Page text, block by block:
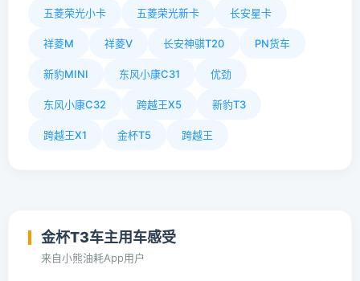
五菱荣光小卡 五菱荣光新卡 长安星卡
祥菱M 祥菱V 长安神骐T20 PN货车
新豹MINI 东风小康C31 优劲
东风小康C32 跨越王X5 新豹T3
跨越王X1 金杯T5 跨越王
金杯T3车主用车感受
来自小熊油耗App用户